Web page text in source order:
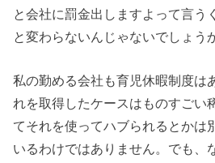
と会社に罰金出しますよって言う
と変わらないんじゃないでしょう
私の勤める会社も育児休暇制度は
れを取得したケースはものすごい
てそれを使ってハブられるとかは
いるわけではありません。でも、